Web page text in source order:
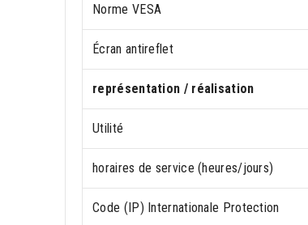
Norme VESA
Écran antireflet
représentation / réalisation
Utilité
horaires de service (heures/jours)
Code (IP) Internationale Protection